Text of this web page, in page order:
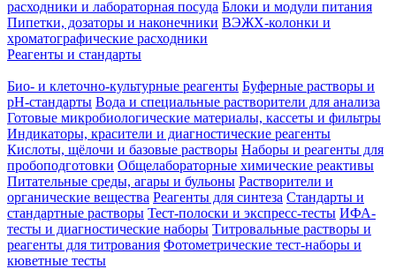
расходники и лабораторная посуда Блоки и модули питания
Пипетки, дозаторы и наконечники ВЭЖХ-колонки и
хроматографические расходники
Реагенты и стандарты
Био- и клеточно-культурные реагенты Буферные растворы и
pH-стандарты Вода и специальные растворители для анализа
Готовые микробиологические материалы, кассеты и фильтры
Индикаторы, красители и диагностические реагенты
Кислоты, щёлочи и базовые растворы Наборы и реагенты для
пробоподготовки Общелабораторные химические реактивы
Питательные среды, агары и бульоны Растворители и
органические вещества Реагенты для синтеза Стандарты и
стандартные растворы Тест-полоски и экспресс-тесты ИФА-
тесты и диагностические наборы Титровальные растворы и
реагенты для титрования Фотометрические тест-наборы и
кюветные тесты